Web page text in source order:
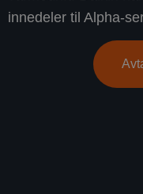
innedeler til Alpha-